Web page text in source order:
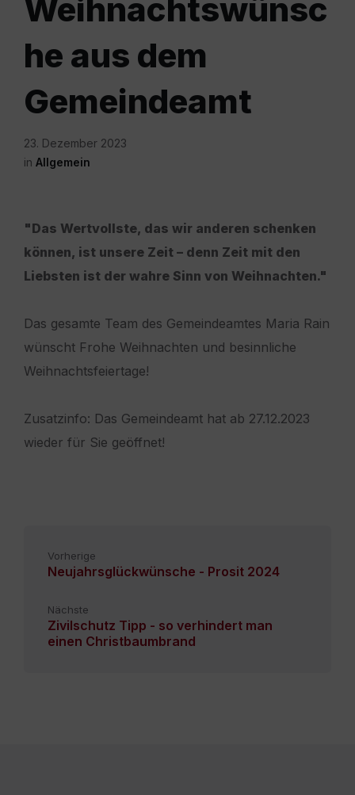
Weihnachtswünsc
he aus dem
Gemeindeamt
23. Dezember 2023
in Allgemein
"Das Wertvollste, das wir anderen schenken
können, ist unsere Zeit – denn Zeit mit den
Liebsten ist der wahre Sinn von Weihnachten."
Das gesamte Team des Gemeindeamtes Maria Rain
wünscht Frohe Weihnachten und besinnliche
Weihnachtsfeiertage!
Zusatzinfo: Das Gemeindeamt hat ab 27.12.2023
wieder für Sie geöffnet!
Vorherige
Neujahrsglückwünsche - Prosit 2024
Nächste
Zivilschutz Tipp - so verhindert man
einen Christbaumbrand